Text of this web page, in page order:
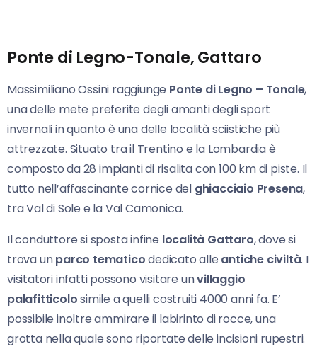
Ponte di Legno-Tonale, Gattaro
Massimiliano Ossini raggiunge Ponte di Legno – Tonale,
una delle mete preferite degli amanti degli sport
invernali in quanto è una delle località sciistiche più
attrezzate. Situato tra il Trentino e la Lombardia è
composto da 28 impianti di risalita con 100 km di piste. Il
tutto nell’affascinante cornice del ghiacciaio Presena,
tra Val di Sole e la Val Camonica.
Il conduttore si sposta infine località Gattaro, dove si
trova unparco tematicodedicato alle antiche civiltà. I
visitatori infatti possono visitare unvillaggio
palafitticolosimile a quelli costruiti 4000 anni fa. E’
possibile inoltre ammirare il labirinto di rocce, una
grotta nella quale sono riportate delle incisioni rupestri.